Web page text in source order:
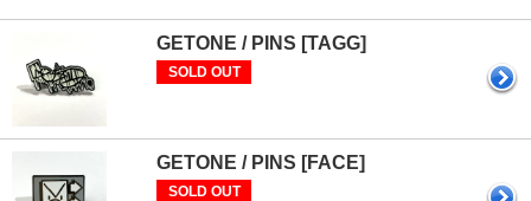
GETONE / PINS [TAGG]
SOLD OUT
GETONE / PINS [FACE]
SOLD OUT